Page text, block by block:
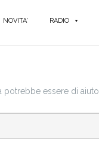
NOVITA' RADIO
essere di aiuto.